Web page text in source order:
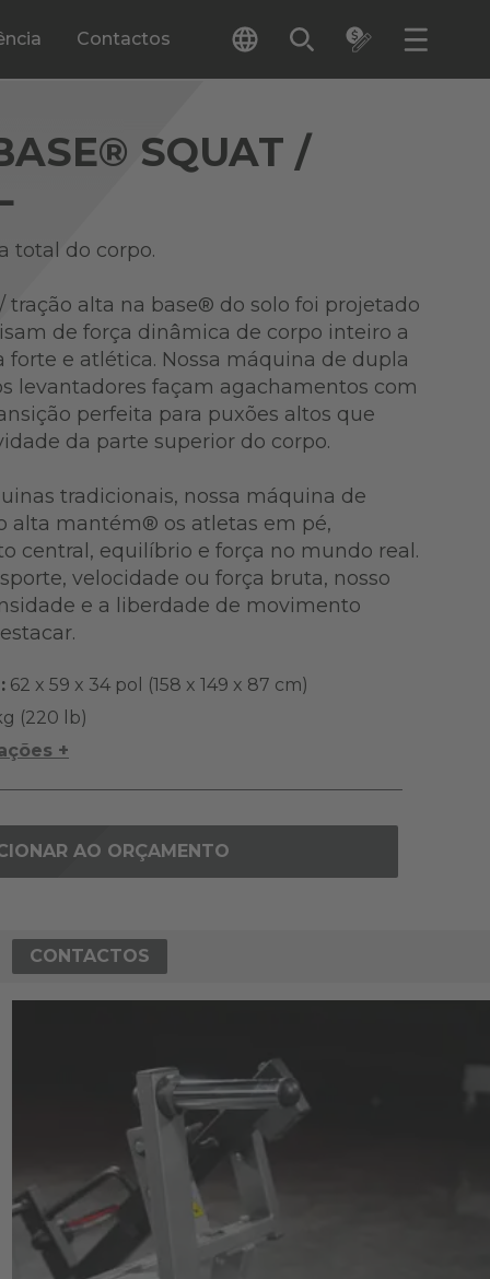
Contactos
SQUAT /
total do corpo.
tração alta na base® do solo foi projetado
de força dinâmica de corpo inteiro a
e atlética. Nossa máquina de dupla
levantadores façam agachamentos com
perfeita para puxões altos que
da parte superior do corpo.
tradicionais, nossa máquina de
alta mantém® os atletas em pé,
central, equilíbrio e força no mundo real.
velocidade ou força bruta, nosso
e a liberdade de movimento
62 x 59 x 34 pol (158 x 149 x 87 cm)
(220 lb)
+
AO ORÇAMENTO
CONTACTOS